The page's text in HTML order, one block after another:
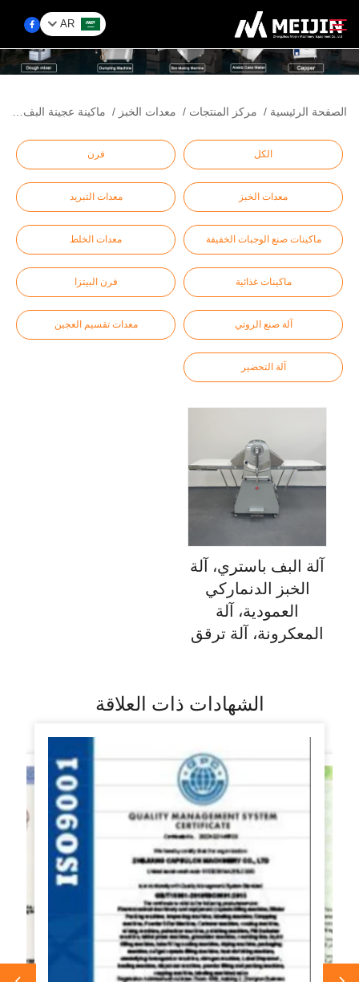
AR
الشركة
مركز المنتجات
الخدمات
اتصل بنا
ابحث
الصفحة الرئيسية / مركز المنتجات / معدات الخبز / ماكينة عجينة البف باستري
الكل فرن
معدات الخبز معدات التبريد
ماكينات صنع الوجبات الخفيفة معدات الخلط
ماكينات غذائية فرن البيتزا
آلة صنع الروتي معدات تقسيم العجين
آلة التحضير
آلة البف باستري، آلة
الخبز الدنماركي
العمودية، آلة
المعكرونة، آلة ترقق
باستري للإستخدام
الشهادات ذات العلاقة